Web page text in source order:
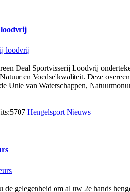
loodvrij
Deal Sportvisserij Loodvrij
en Voedselkwaliteit. Deze
Unie van Waterschappen,
Hengelsport Nieuws
de gelegenheid om al uw 2e hands